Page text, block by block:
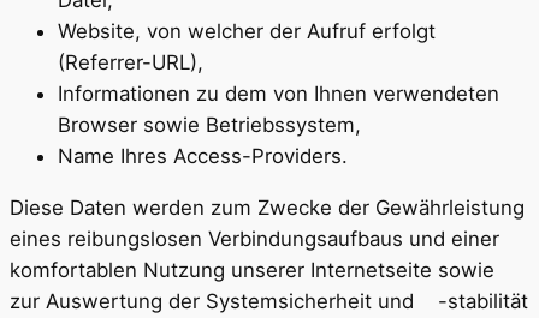
Website, von welcher der Aufruf erfolgt
(Referrer-URL),
Informationen zu dem von Ihnen verwendeten
Browser sowie Betriebssystem,
Name Ihres Access-Providers.
Diese Daten werden zum Zwecke der Gewährleistung
eines reibungslosen Verbindungsaufbaus und einer
komfortablen Nutzung unserer Internetseite sowie
zur Auswertung der Systemsicherheit und -stabilität